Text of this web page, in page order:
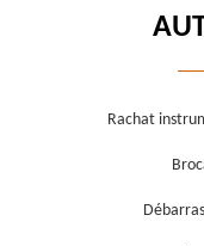
Rachat